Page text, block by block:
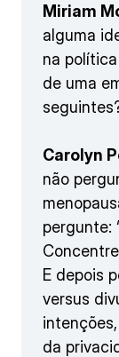
Miriam
alguma
na
de uma
Carolyn
não
pergunte:
E depois
versus
da